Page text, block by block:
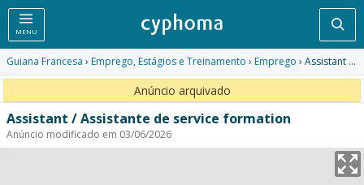
MENU
Guiana Francesa › Emprego, Estágios e Treinamento › Emprego › Assistant / Assistante de service formation
Anúncio arquivado
Assistant / Assistante de service formation
Anúncio modificado em 03/06/2026